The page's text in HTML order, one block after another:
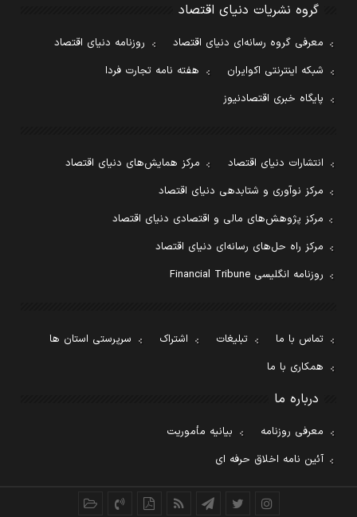
گروه نشریات دنیای اقتصاد
معرفی گروه رسانه‌ای دنیای اقتصاد
روزنامه دنیای اقتصاد
شبکه اینترنتی اکوایران
هفته نامه تجارت فردا
پایگاه خبری اقتصادنیوز
انتشارات دنیای اقتصاد
مرکز همایش‌های دنیای اقتصاد
مرکز نوآوری و شتابدهی دنیای اقتصاد
مرکز پژوهش‌های مالی و اقتصادی دنیای اقتصاد
مرکز راه حل‌های رسانه‌ای دنیای اقتصاد
روزنامه انگلیسی Financial Tribune
تماس با ما تبلیغات اشتراک
سرپرستی استان ها
همکاری با ما
درباره ما
معرفی روزنامه
بیانیه مأموریت
آئین نامه اخلاق حرفه ای